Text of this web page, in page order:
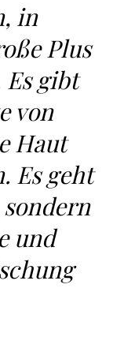
in
Plus
Es gibt
von
Haut
Es geht
und